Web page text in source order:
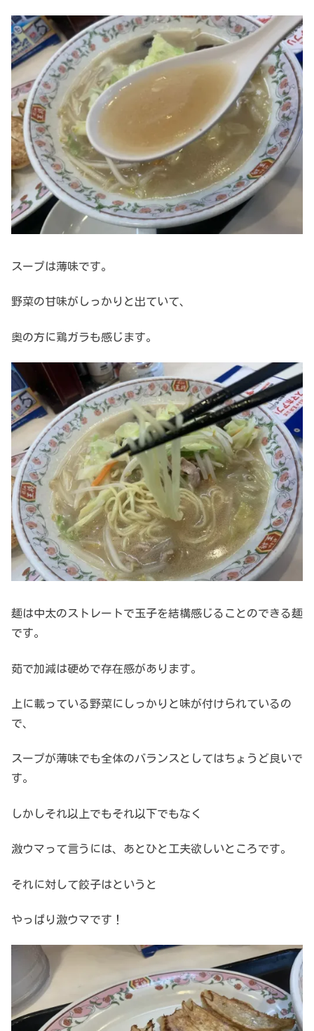
スープは薄味です。
野菜の甘味がしっかりと出ていて、
奥の方に鶏ガラも感じます。
麺は中太のストレートで玉子を結構感じることのできる麺
です。
茹で加減は硬めで存在感があります。
上に載っている野菜にしっかりと味が付けられているの
で、
スープが薄味でも全体のバランスとしてはちょうど良いで
す。
しかしそれ以上でもそれ以下でもなく
激ウマって言うには、あとひと工夫欲しいところです。
それに対して餃子はというと
やっぱり激ウマです！